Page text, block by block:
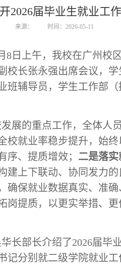
2026届毕业生就业工
来源： 时间：2026-05-11
日上午，我校在广州校
校长张永强出席会议，
辅导员，学生工作部
展的重点工作，全体人
校就业率稳步提升，始
、提质增效； 二是落
上下联动、协同发力的
保就业数据真实、准
岗提质，以更实举措、
长部长介绍了2026届毕
分别就二级学院就业工